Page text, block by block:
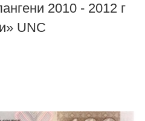
2010 - 2012 г
UNC